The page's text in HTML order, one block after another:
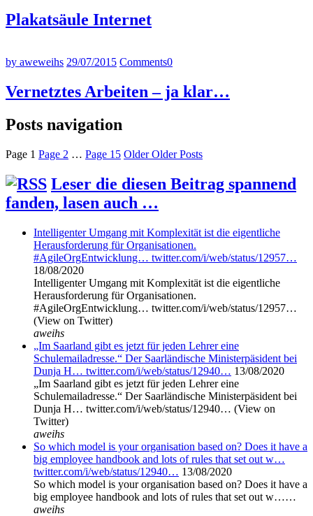
Plakatsäule Internet
by aweweihs 29/07/2015 Comments0
Vernetztes Arbeiten – ja klar…
Posts navigation
Page 1 Page 2 … Page 15 Older Older Posts
Leser die diesen Beitrag spannend
fanden, lasen auch …
Intelligenter Umgang mit Komplexität ist die eigentliche
Herausforderung für Organisationen.
#AgileOrgEntwicklung… twitter.com/i/web/status/12957…
18/08/2020
Intelligenter Umgang mit Komplexität ist die eigentliche
Herausforderung für Organisationen.
#AgileOrgEntwicklung… twitter.com/i/web/status/12957…
(View on Twitter)
aweihs
„Im Saarland gibt es jetzt für jeden Lehrer eine
Schulemailadresse.“ Der Saarländische Ministerpäsident bei
Dunja H… twitter.com/i/web/status/12940… 13/08/2020
„Im Saarland gibt es jetzt für jeden Lehrer eine
Schulemailadresse.“ Der Saarländische Ministerpäsident bei
Dunja H… twitter.com/i/web/status/12940… (View on
Twitter)
aweihs
So which model is your organisation based on? Does it have a
big employee handbook and lots of rules that set out w…
twitter.com/i/web/status/12940… 13/08/2020
So which model is your organisation based on? Does it have a
big employee handbook and lots of rules that set out w……
aweihs